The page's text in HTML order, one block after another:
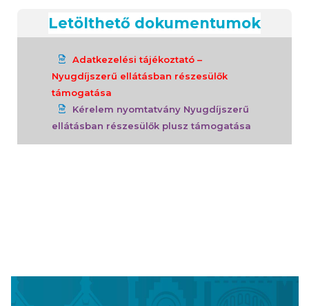
Letölthető dokumentumok
Adatkezelési tájékoztató –
Nyugdíjszerű ellátásban részesülők
támogatása
Kérelem nyomtatvány Nyugdíjszerű
ellátásban részesülők plusz támogatása